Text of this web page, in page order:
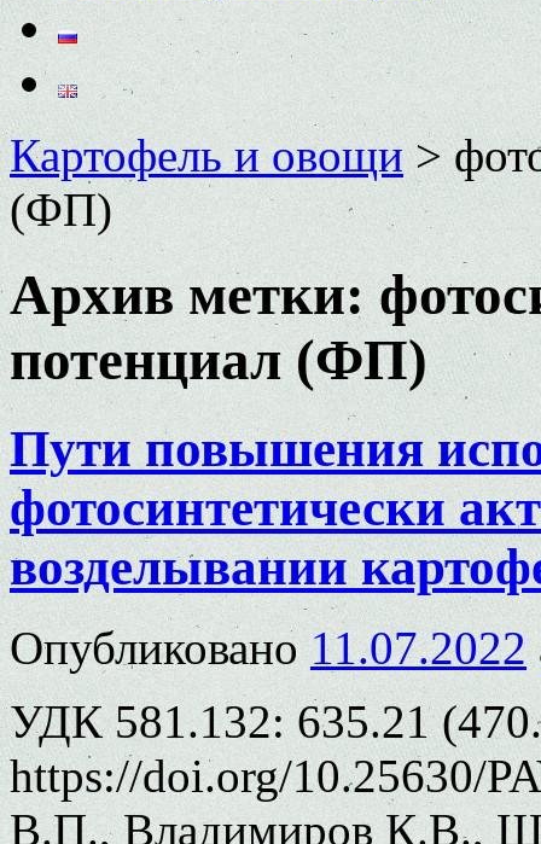
Картофель и овощи>
(ФП)
Архив метки:
потенциал (ФП)
Пути повышения
фотосинтетически
возделывании
Опубликовано 11.07.2022
УДК 581.132: 635.21
https://doi.org/10.25630/
В.П., Владимиров К.В.,